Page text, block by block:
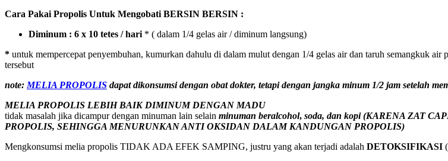
Cara Pakai Propolis Untuk Mengobati BERSIN BERSIN :
Diminum : 6 x 10 tetes / hari * ( dalam 1/4 gelas air / diminum langsung)
* untuk mempercepat penyembuhan, kumurkan dahulu di dalam mulut dengan 1/4 gelas air dan taruh semangkuk
tersebut
note: MELIA PROPOLIS dapat dikonsumsi dengan obat dokter, tetapi dengan jangka minum 1/2 jam setelah
MELIA PROPOLIS LEBIH BAIK DIMINUM DENGAN MADU
tidak masalah jika dicampur dengan minuman lain selain minuman beralcohol, soda, dan kopi (KARENA ZAT
PROPOLIS, SEHINGGA MENURUNKAN ANTI OKSIDAN DALAM KANDUNGAN PROPOLIS)
Mengkonsumsi melia propolis TIDAK ADA EFEK SAMPING, justru yang akan terjadi adalah DETOKSIFIKASI